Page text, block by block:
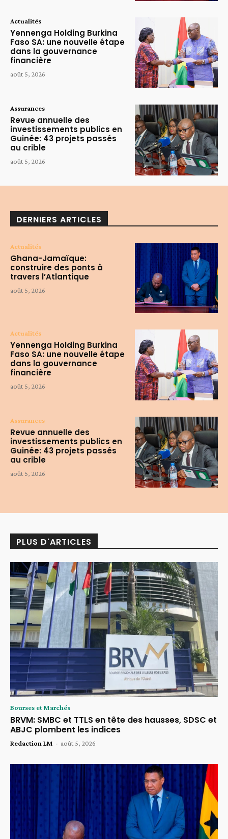
Actualités
Yennenga Holding Burkina
Faso SA: une nouvelle étape
dans la gouvernance
financière
août 5, 2026
Assurances
Revue annuelle des
investissements publics en
Guinée: 43 projets passés
au crible
août 5, 2026
DERNIERS ARTICLES
Actualités
Ghana-Jamaïque:
construire des ponts à
travers l’Atlantique
août 5, 2026
Actualités
Yennenga Holding Burkina
Faso SA: une nouvelle étape
dans la gouvernance
financière
août 5, 2026
Assurances
Revue annuelle des
investissements publics en
Guinée: 43 projets passés
au crible
août 5, 2026
PLUS D'ARTICLES
Bourses et Marchés
BRVM: SMBC et TTLS en tête des hausses, SDSC et
ABJC plombent les indices
Redaction LM - août 5, 2026